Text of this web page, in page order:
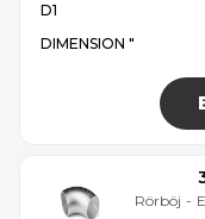
D1
DIMENSION "
Rörböj -